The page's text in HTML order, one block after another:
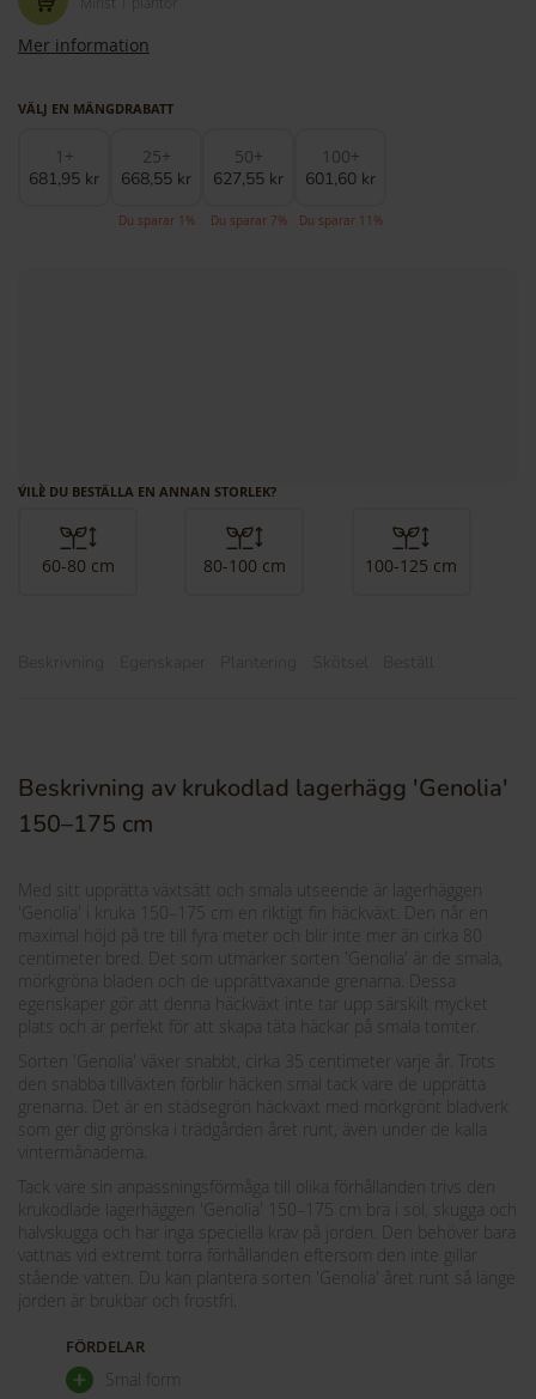
VILL DU BESTÄLLA EN ANNAN STORLEK?
60-80 cm 80-100 cm 100-125 cm
‹ ›
Mer information
VÄLJ EN MÄNGDRABATT
1+
681,95 kr
25+
668,55 kr
Du sparar 1%
50+
627,55 kr
Du sparar 7%
100+
601,60 kr
Du sparar 11%
Beskrivning av krukodlad lagerhägg 'Genolia'
150–175 cm
Med sitt upprätta växtsätt och smala utseende är lagerhäggen
'Genolia' i kruka 150–175 cm en riktigt fin häckväxt. Den når en
maximal höjd på tre till fyra meter och blir inte mer än cirka 80
centimeter bred. Det som utmärker sorten 'Genolia' är de smala,
mörkgröna bladen och de upprättväxande grenarna. Dessa
egenskaper gör att denna häckväxt inte tar upp särskilt mycket
plats och är perfekt för att skapa täta häckar på smala tomter.
Sorten 'Genolia' växer snabbt, cirka 35 centimeter varje år. Trots
den snabba tillväxten förblir häcken smal tack vare de upprätta
grenarna. Det är en städsegrön häckväxt med mörkgrönt bladverk
som ger dig grönska i trädgården året runt, även under de kalla
vintermånaderna.
Tack vare sin anpassningsförmåga till olika förhållanden trivs den
krukodlade lagerhäggen 'Genolia' 150–175 cm bra i sol, skugga och
halvskugga och har inga speciella krav på jorden. Den behöver bara
vattnas vid extremt torra förhållanden eftersom den inte gillar
stående vatten. Du kan plantera sorten 'Genolia' året runt så länge
jorden är brukbar och frostfri.
FÖRDELAR
Smal form